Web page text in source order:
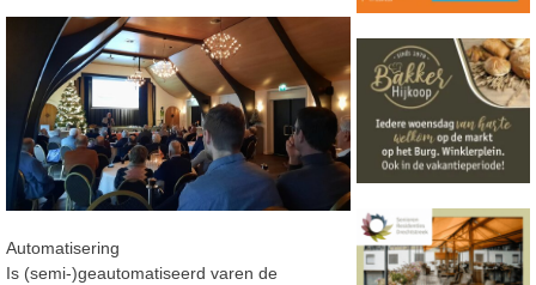
Automatisering
Is (semi-)geautomatiseerd varen de